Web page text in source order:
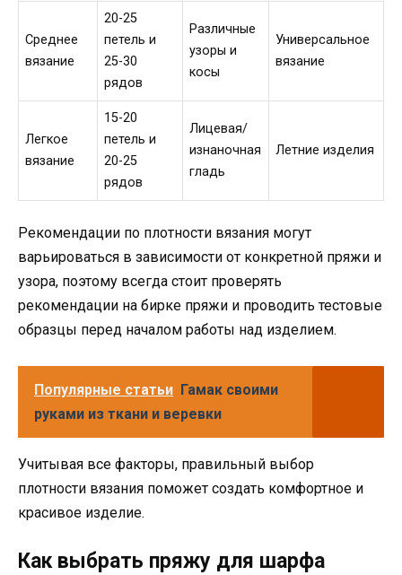
Среднее
вязание
20-25
петель и
25-30
рядов
Различные
узоры и
косы
Универсальное
вязание
Легкое
вязание
15-20
петель и
20-25
рядов
Лицевая/
изнаночная
гладь
Летние изделия
Рекомендации по плотности вязания могут
варьироваться в зависимости от конкретной пряжи и
узора, поэтому всегда стоит проверять
рекомендации на бирке пряжи и проводить тестовые
образцы перед началом работы над изделием.
Популярные статьи Гамак своими
руками из ткани и веревки
Учитывая все факторы, правильный выбор
плотности вязания поможет создать комфортное и
красивое изделие.
Как выбрать пряжу для шарфа